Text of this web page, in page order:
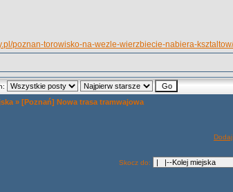
poznan-torowisko-na-wezle-wierzbiecie-nabiera-ksztaltow/
» [Poznań] Nowa trasa tramwajowa
Skocz do: